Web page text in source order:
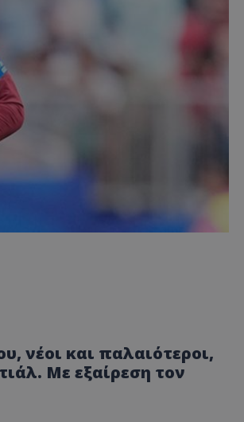
νέοι και παλαιότεροι,
Με εξαίρεση τον